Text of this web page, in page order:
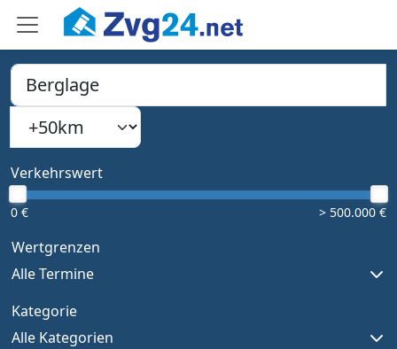
PLZ, Ort oder Bundesland
Type 1 or more characters for results.
Suchradius
Verkehrswert
0 € > 500.000 €
Wertgrenzen
Alle Termine
Kategorie
Alle Kategorien